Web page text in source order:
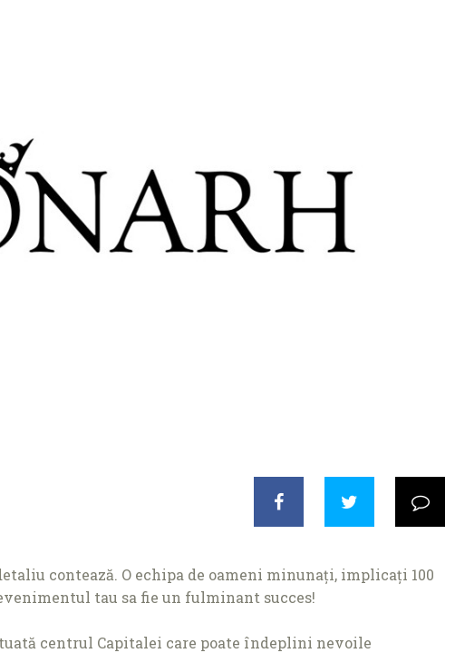
contează. O echipa de oameni minunați, implicați 100
tau sa fie un fulminant succes!
centrul Capitalei care poate îndeplini nevoile